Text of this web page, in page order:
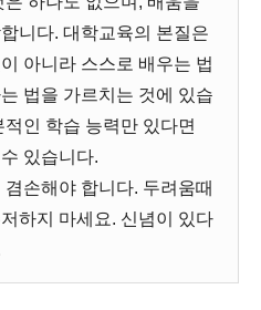
니다. 대학교육의 본질은
아니라 스스로 배우는 법
법을 가르치는 것에 있습
인 학습 능력만 있다면
있습니다.
손해야 합니다. 두려움때
하지 마세요. 신념이 있다